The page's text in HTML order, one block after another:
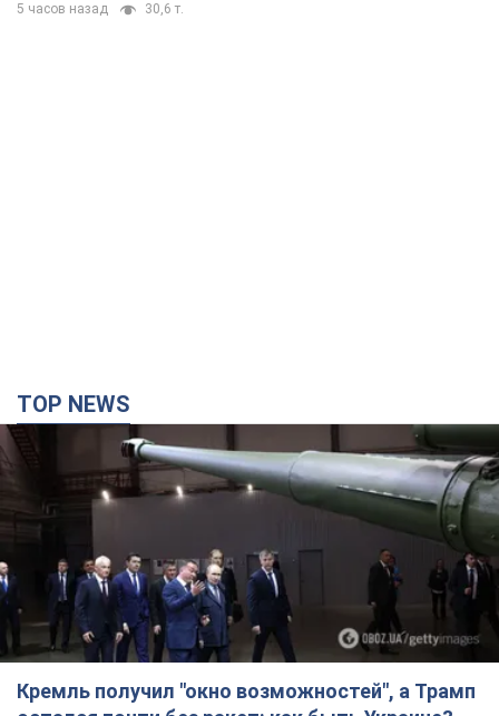
5 часов назад 30,6 т.
TOP NEWS
Кремль получил "окно возможностей", а Трамп